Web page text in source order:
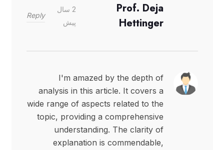
Prof. Deja
Hettinger
2 سال
پیش
Reply
I'm amazed by the depth of
analysis in this article. It covers a
wide range of aspects related to the
topic, providing a comprehensive
understanding. The clarity of
explanation is commendable,